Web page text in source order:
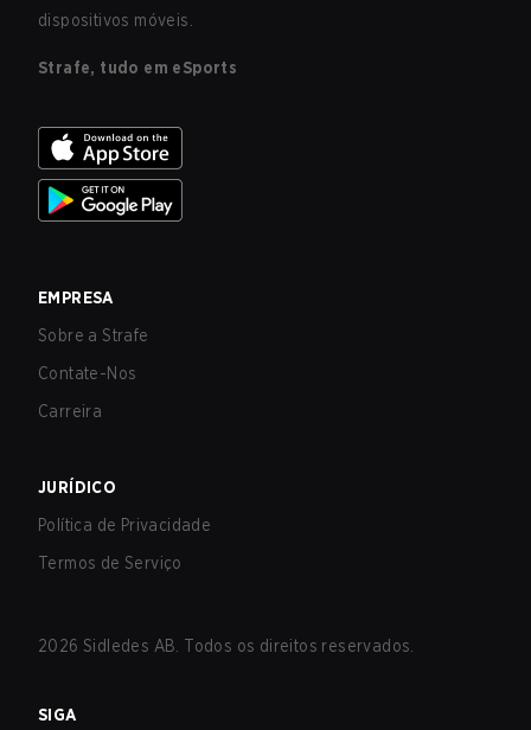
dispositivos móveis.
Strafe, tudo em eSports
EMPRESA
Sobre a Strafe
Contate-Nos
Carreira
JURÍDICO
Política de Privacidade
Termos de Serviço
2026 Sidledes AB. Todos os direitos reservados.
SIGA